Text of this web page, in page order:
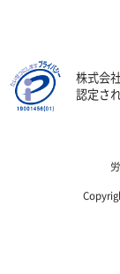
株式会
認定さ